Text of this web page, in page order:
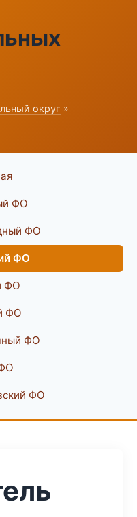
округ »
ФО
ФО
ФО
ФО
ФО
ФО
ФО